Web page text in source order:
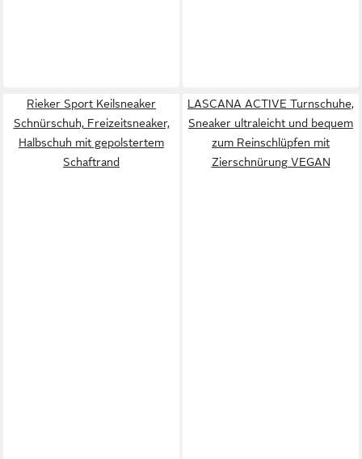
Rieker Sport Keilsneaker
Schnürschuh, Freizeitsneaker,
Halbschuh mit gepolstertem
Schaftrand
LASCANA ACTIVE Turnschuhe,
Sneaker ultraleicht und bequem
zum Reinschlüpfen mit
Zierschnürung VEGAN